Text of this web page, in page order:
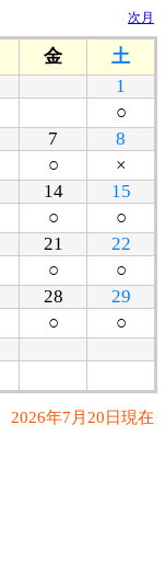
次月
金
土
1
○
7
○
8
×
14
○
15
○
21
○
22
○
28
○
29
○
2026年7月20日現在